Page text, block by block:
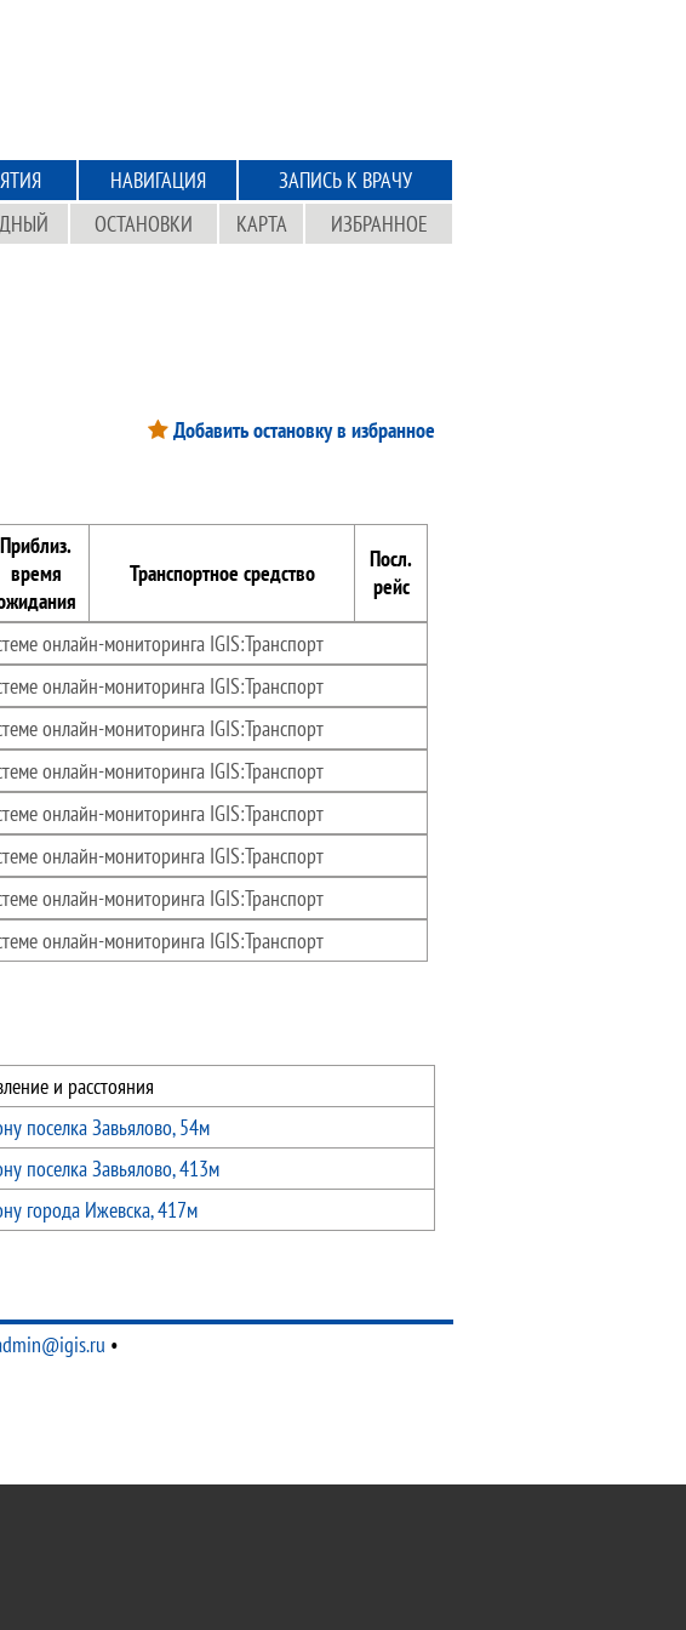
НАВИГАЦИЯ
ЗАПИСЬ К ВРАЧУ
ОСТАНОВКИ КАРТА
ИЗБРАННОЕ
Добавить остановку в избранное
Приблиз.
время
Транспортное средство
Посл.
рейс
онлайн-мониторинга IGIS:Транспорт
онлайн-мониторинга IGIS:Транспорт
онлайн-мониторинга IGIS:Транспорт
онлайн-мониторинга IGIS:Транспорт
онлайн-мониторинга IGIS:Транспорт
онлайн-мониторинга IGIS:Транспорт
онлайн-мониторинга IGIS:Транспорт
онлайн-мониторинга IGIS:Транспорт
и расстояния
поселка Завьялово, 54м
поселка Завьялово, 413м
города Ижевска, 417м
•